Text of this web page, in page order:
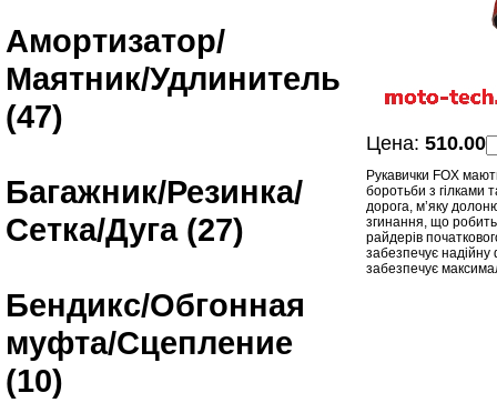
Амортизатор/
Маятник/Удлинитель
(47)
Багажник/Резинка/
Сетка/Дуга (27)
Бендикс/Обгонная
муфта/Сцепление
(10)
Цена: 510.00
Рукавички FOX
боротьби з гілками
дорога, м’яку
згинання, що
райдерів
забезпечує надійну
забезпечує